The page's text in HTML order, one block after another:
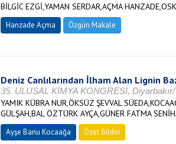
BİLGİC EZGİ,YAMAN SERDAR,AÇMA
Hanzade Açma Özgün Makale
Deniz Canlılarından İlham Alan Lignin
35. ULUSAL KİMYA KONGRESİ,
YAMIK KÜBRA NUR,ÖKSÜZ ŞEVVAL
GÜLŞAH,BAL ÖZTÜRK AYÇA,GÜNER FATMA
Ayşe Banu Kocaağa Özet Bildiri